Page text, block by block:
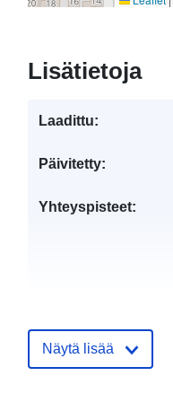
Lisätietoja
Laadittu:
Päivitetty:
Yhteyspisteet:
Näytä lisää